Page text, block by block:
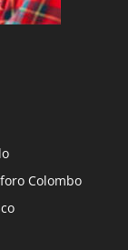
Colombo